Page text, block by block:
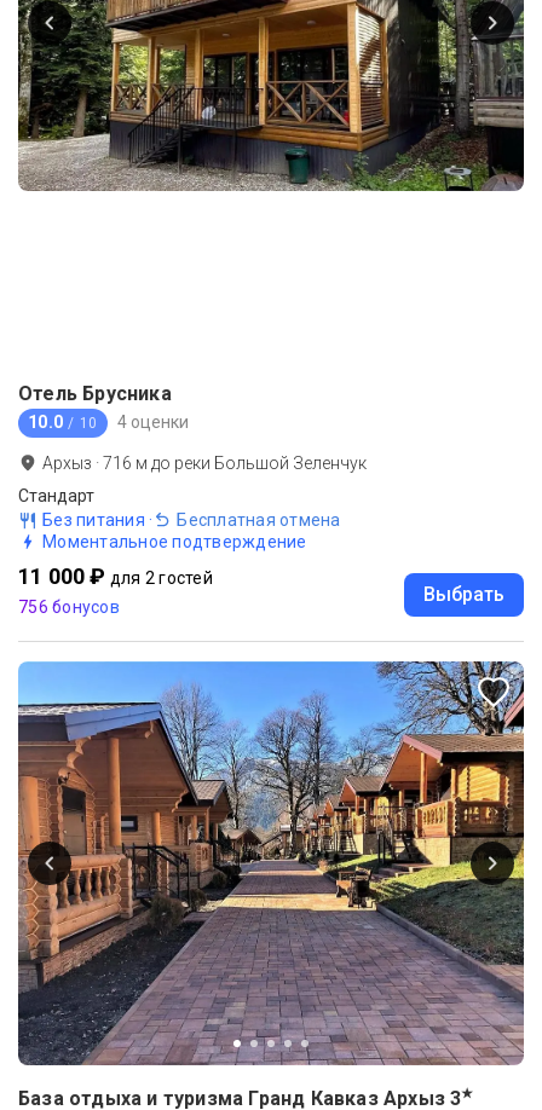
Отель Брусника
10.0 / 10 4 оценки
Архыз ·716 м до реки Большой Зеленчук
Стандарт
Без питания ·
Бесплатная отмена
Моментальное подтверждение
11 000 ₽ для 2 гостей
756 бонусов
Выбрать
База отдыха и туризма Гранд Кавказ Архыз 3★